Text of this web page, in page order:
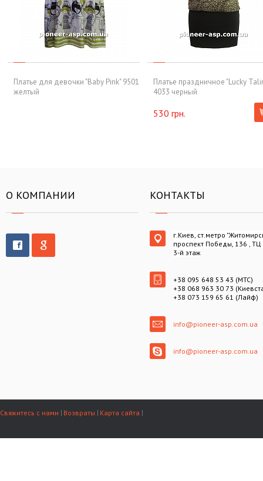
Платье для девочки "Baby Pink" 9501
желтый
Платье праздничное "Lucky
4033 черный
530 грн.
О КОМПАНИИ КОНТАКТЫ
г.Киев, ст.метро
проспект Победы, 136 , ТЦ
3-й этаж
+38 095 648 53 43 (МТС)
+38 068 963 30 73
+38 073 159 65 61 (Лайф)
info@pioneer-asp.com.ua
info@pioneer-asp.com.ua
Свяжитесь с нами Возвраты Карта сайта